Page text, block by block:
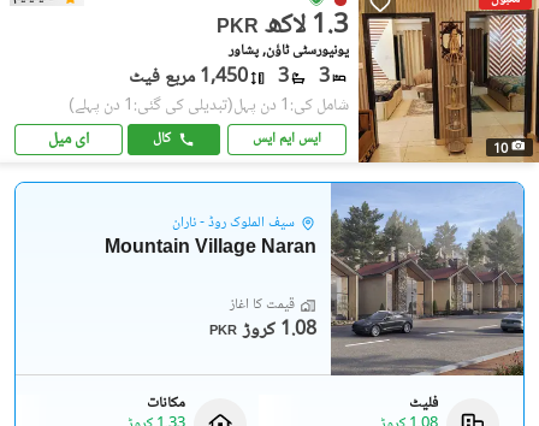
10
PKR 1.3 لاکھ
یونیورسٹی ٹاؤن, پشاور
3
3 1,450 مربع فیٹ
شامل کی:1 دن پہل (تبدیلی کی گئی:1 دن پہلے)
ایس ایم ایس کال ای میل
سیف الملوک روڈ - ناران
Mountain Village Naran
قیمت کا آغاز
PKR 1.08 کروڑ
فلیٹ
مکانات